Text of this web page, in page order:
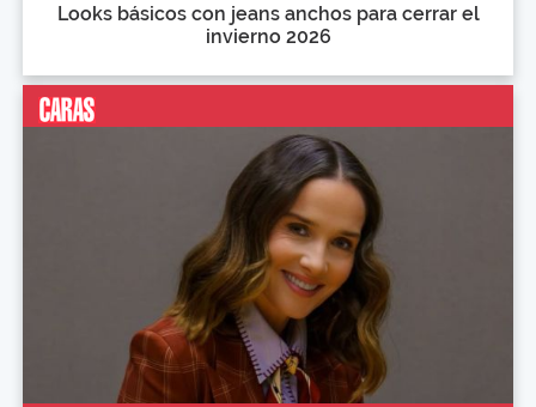
Looks básicos con jeans anchos para cerrar el
invierno 2026